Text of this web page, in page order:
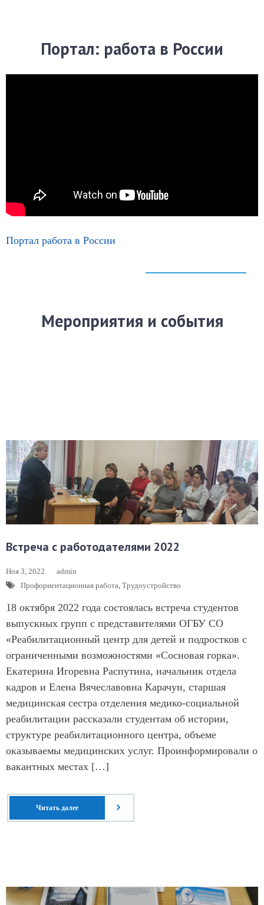
Портал: работа в России
Портал работа в России
Мероприятия и события
Встреча с работодателями 2022
Ноя 3, 2022
admin
Профориентационная работа Трудоустройство
18 октября 2022 года состоялась встреча студентов
выпускных групп с представителями ОГБУ СО
«Реабилитационный центр для детей и подростков с
ограниченными возможностями «Сосновая горка».
Екатерина Игоревна Распутина, начальник отдела
кадров и Елена Вячеславовна Карачун, старшая
медицинская сестра отделения медико-социальной
реабилитации рассказали студентам об истории,
структуре реабилитационного центра, объеме
оказываемы медицинских услуг. Проинформировали о
вакантных местах […]
Читать далее